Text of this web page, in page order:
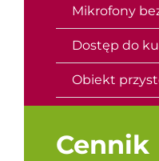
Mikrofony
Dostęp do
Obiekt
Cennik